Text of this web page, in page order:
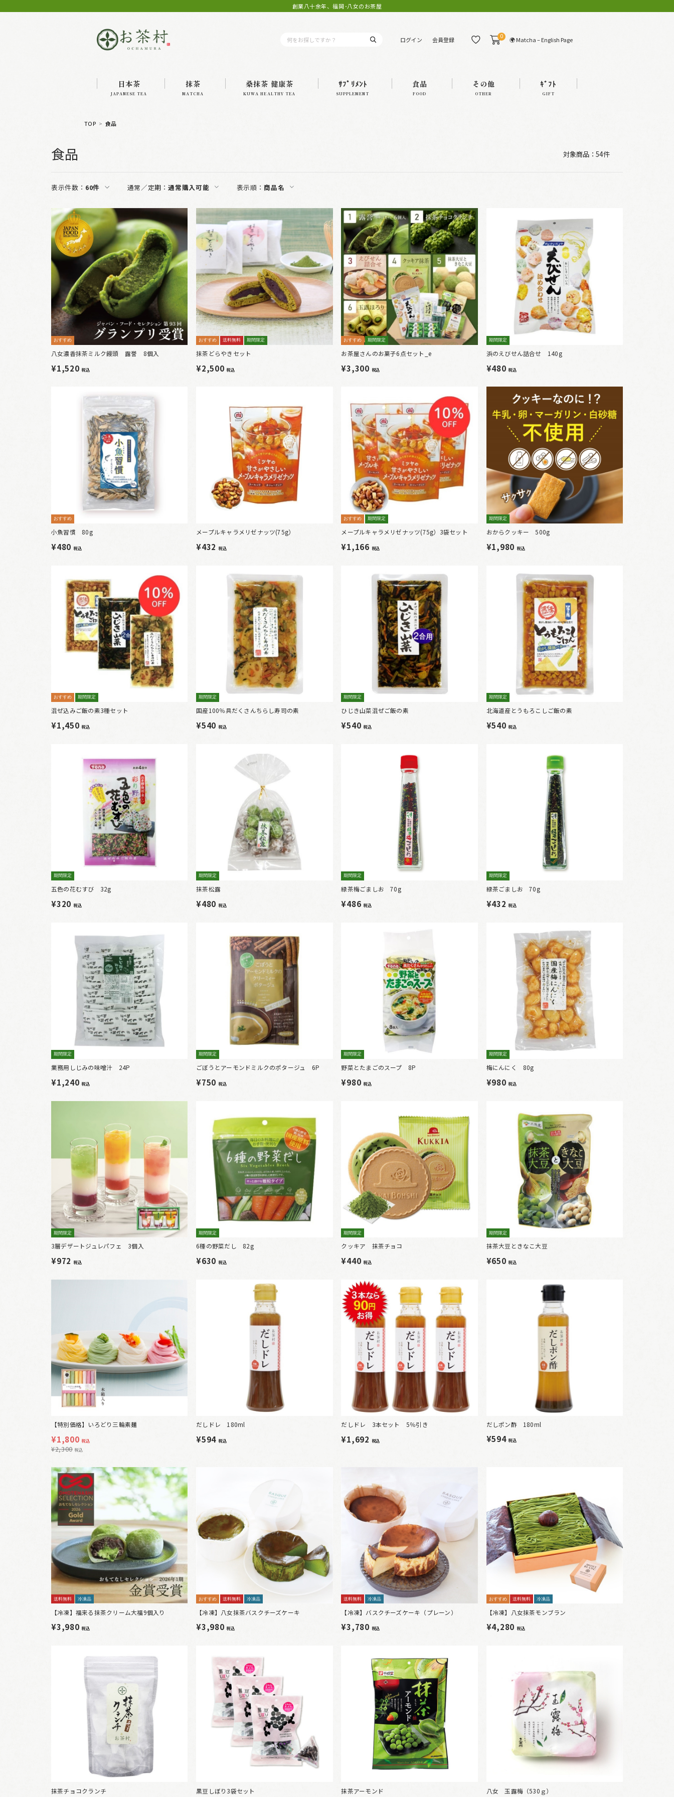
創業八十余年、福岡･八女のお茶屋
ログイン 会員登録 0 🌍 Matcha – English Page
日本茶
JAPANESE TEA
抹茶
MATCHA
桑抹茶 健康茶
KUWA HEALTHY TEA
ｻﾌﾟﾘﾒﾝﾄ
SUPPLEMENT
食品
FOOD
その他
OTHER
ｷﾞﾌﾄ
GIFT
TOP 食品
食品 対象商品： 54件
表示件数： 60件 通常／定期：通常購入可能 表示順：商品名
おすすめ
八女濃香抹茶ミルク饅頭 露誉 8個入
¥1,520税込
おすすめ 送料無料 期間限定
抹茶どらやきセット
¥2,500税込
おすすめ 期間限定
お茶屋さんのお菓子6点セット_e
¥3,300 税込
期間限定
浜のえびせん詰合せ 140g
¥480税込
おすすめ
小魚習慣 80g
¥480 税込
メープルキャラメリゼナッツ(75g）
¥432 税込
おすすめ 期間限定
メープルキャラメリゼナッツ(75g）3袋セット
¥1,166 税込
期間限定
おからクッキー 500g
¥1,980 税込
おすすめ 期間限定
混ぜ込みご飯の素3種セット
¥1,450税込
期間限定
国産100％具だくさんちらし寿司の素
¥540 税込
期間限定
ひじき山菜混ぜご飯の素
¥540税込
期間限定
北海道産とうもろこしご飯の素
¥540税込
期間限定
五色の花むすび 32g
¥320 税込
期間限定
抹茶松露
¥480 税込
期間限定
緑茶梅ごましお 70g
¥486税込
期間限定
緑茶ごましお 70g
¥432税込
期間限定
業務用しじみの味噌汁 24P
¥1,240税込
期間限定
ごぼうとアーモンドミルクのポタージュ 6P
¥750 税込
期間限定
野菜とたまごのスープ 8P
¥980税込
期間限定
梅にんにく 80g
¥980税込
期間限定
3層デザートジュレパフェ 3個入
¥972 税込
期間限定
6種の野菜だし 82g
¥630 税込
期間限定
クッキア 抹茶チョコ
¥440税込
期間限定
抹茶大豆ときなこ大豆
¥650税込
【特別価格】いろどり三輪素麺
¥1,800 税込
¥2,300 税込
だしドレ 180ml
¥594 税込
だしドレ 3本セット 5％引き
¥1,692 税込
だしポン酢 180ml
¥594税込
送料無料 冷凍品
【冷凍】福来る抹茶クリーム大福9個入り
¥3,980税込
おすすめ 送料無料 冷凍品
【冷凍】八女抹茶バスクチーズケーキ
¥3,980税込
送料無料 冷凍品
【冷凍】バスクチーズケーキ（プレーン）
¥3,780 税込
おすすめ 送料無料 冷凍品
【冷凍】八女抹茶モンブラン
¥4,280 税込
抹茶チョコクランチ 黒豆しぼり3袋セット 抹茶アーモンド 八女 玉露梅（530ｇ）